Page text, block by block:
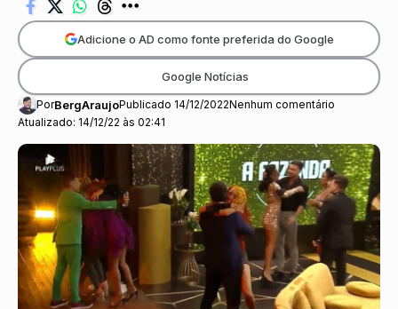
Atualizado: 14/12/22 às 02:41
PorBergAraujoPublicado 14/12/2022Nenhum comentário
Adicione o AD como fonte preferida do Google
Google Notícias